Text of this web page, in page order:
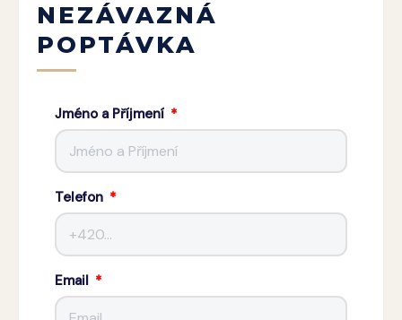
NEZÁVAZNÁ
POPTÁVKA
Jméno a Příjmení
Telefon
Email